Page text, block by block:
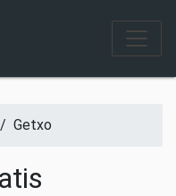
/ Getxo